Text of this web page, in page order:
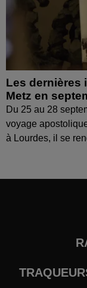
Les dernières
Metz en
Du 25 au 28
voyage
à Lourdes, il se